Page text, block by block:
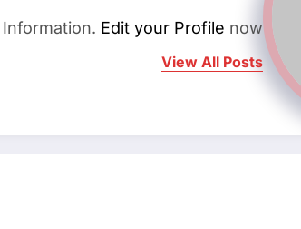
Edit your Profile now.
View All Posts